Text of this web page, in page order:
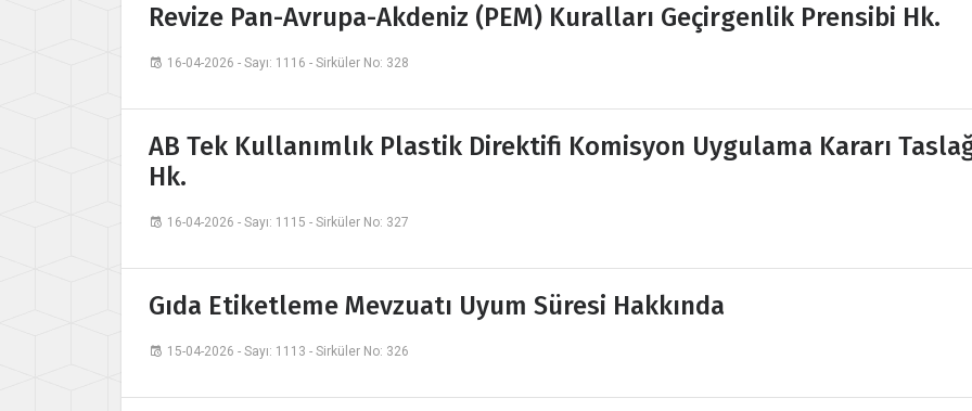
Revize Pan-Avrupa-Akdeniz (PEM) Kuralları Geçirgenlik Prensibi Hk.
16-04-2026 - Sayı: 1116 - Sirküler No: 328
AB Tek Kullanımlık Plastik Direktifi Komisyon Uygulama Kararı
Hk.
16-04-2026 - Sayı: 1115 - Sirküler No: 327
Gıda Etiketleme Mevzuatı Uyum Süresi Hakkında
15-04-2026 - Sayı: 1113 - Sirküler No: 326